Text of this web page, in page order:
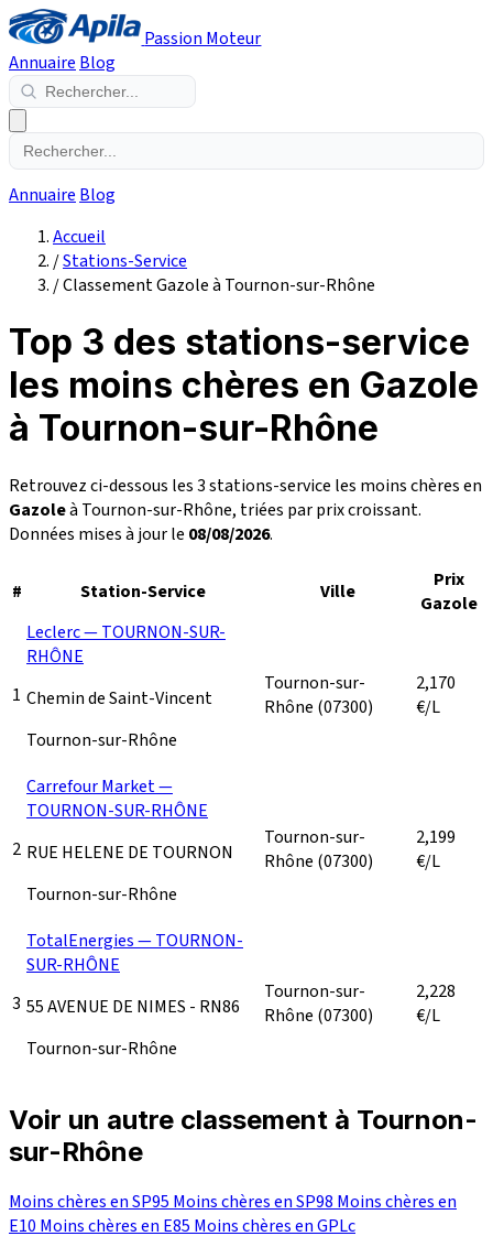
Passion Moteur
Annuaire Blog
Annuaire Blog
Accueil
/Stations-Service
/Classement Gazole à Tournon-sur-Rhône
Top 3 des stations-service
les moins chères en Gazole
à Tournon-sur-Rhône
Retrouvez ci-dessous les 3 stations-service les moins chères en
Gazoleà Tournon-sur-Rhône, triées par prix croissant.
Données mises à jour le 08/08/2026.
# Station-Service Ville
Prix
Gazole
1
Leclerc — TOURNON-SUR-
RHÔNE
Chemin de Saint-Vincent
Tournon-sur-Rhône
Tournon-sur-
Rhône (07300)
2,170
€/L
2
Carrefour Market —
TOURNON-SUR-RHÔNE
RUE HELENE DE TOURNON
Tournon-sur-Rhône
Tournon-sur-
Rhône (07300)
2,199
€/L
3
TotalEnergies — TOURNON-
SUR-RHÔNE
55 AVENUE DE NIMES - RN86
Tournon-sur-Rhône
Tournon-sur-
Rhône (07300)
2,228
€/L
Voir un autre classement à Tournon-
sur-Rhône
Moins chères en SP95 Moins chères en SP98 Moins chères en
E10 Moins chères en E85 Moins chères en GPLc